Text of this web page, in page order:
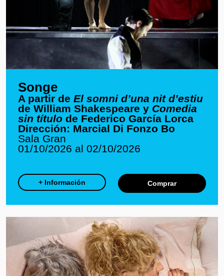
Songe
A partir de El somni d’una nit d’estiu
de William Shakespeare y Comedia
sin título de Federico García Lorca
Dirección: Marcial Di Fonzo Bo
Sala Gran
01/10/2026 al 02/10/2026
+ Información Comprar